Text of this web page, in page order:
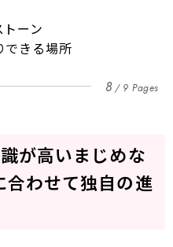
トーン
できる場所
8 9 Pages
が高いまじめな
合わせて独自の進